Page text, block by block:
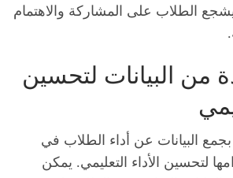
يشجع الطلاب على المشاركة والاهتمام
من البيانات لتحسين
بجمع البيانات عن أداء الطلاب في
لتحسين الأداء التعليمي. يمكن